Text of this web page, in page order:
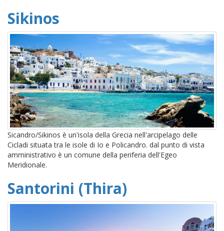
Sikinos
Sicandro/Sikinos è un'isola della Grecia nell'arcipelago delle
Cicladi situata tra le isole di Io e Policandro. dal punto di vista
amministrativo è un comune della periferia dell'Egeo
Meridionale.
Santorini (Thira)